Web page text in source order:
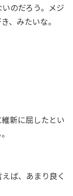
のだろう。メジ
、みたいな。
新に屈したとい
ば、あまり良く